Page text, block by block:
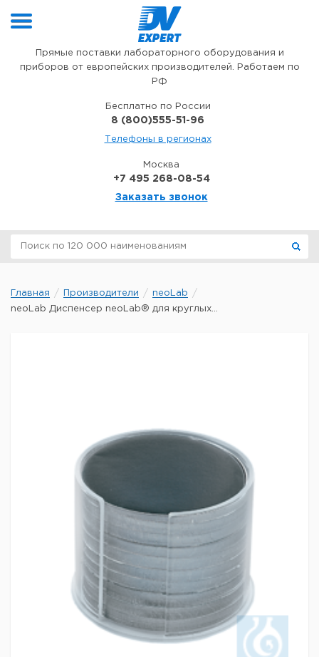
Прямые поставки лабораторного оборудования и
приборов от европейских производителей. Работаем по
РФ
Бесплатно по России
8 (800)555-51-96
Телефоны в регионах
Москва
+7 495 268-08-54
Заказать звонок
Главная Производители
neoLab
neoLab Диспенсер neoLab® для круглых...